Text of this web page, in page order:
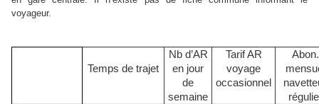
voyageur.
Temps de trajet
Nb d’AR
en jour
de
semaine
Tarif AR
voyage
occasionnel
Abon.